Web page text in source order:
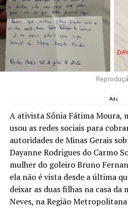
Ads
A ativista Sônia Fátima Moura,
usou as redes sociais para
autoridades de Minas Gerais
Dayanne Rodrigues do Carmo
mulher do goleiro Bruno
ela não é vista desde a última
deixar as duas filhas na casa da
Neves, na Região